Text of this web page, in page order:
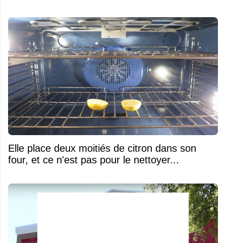
Elle place deux moitiés de citron dans son
four, et ce n'est pas pour le nettoyer...